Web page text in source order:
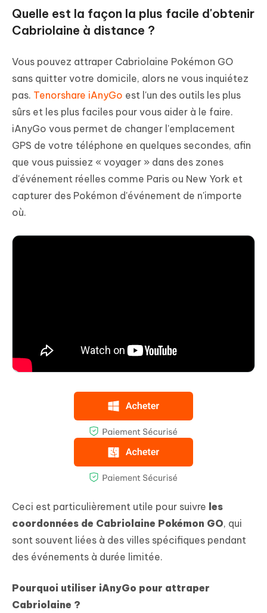
Quelle est la façon la plus facile d'obtenir
Cabriolaine à distance ?
Vous pouvez attraper Cabriolaine Pokémon GO
sans quitter votre domicile, alors ne vous inquiétez
pas. Tenorshare iAnyGo est l'un des outils les plus
sûrs et les plus faciles pour vous aider à le faire.
iAnyGo vous permet de changer l'emplacement
GPS de votre téléphone en quelques secondes, afin
que vous puissiez « voyager » dans des zones
d'événement réelles comme Paris ou New York et
capturer des Pokémon d'événement de n'importe
où.
Ceci est particulièrement utile pour suivre les
coordonnées de Cabriolaine Pokémon GO, qui
sont souvent liées à des villes spécifiques pendant
des événements à durée limitée.
Pourquoi utiliser iAnyGo pour attraper
Cabriolaine ?